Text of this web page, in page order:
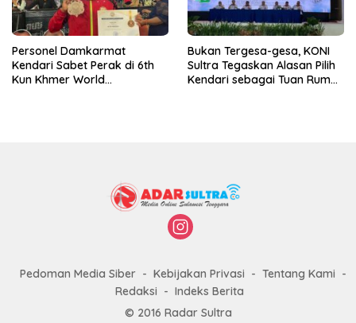
Personel Damkarmat
Kendari Sabet Perak di 6th
Kun Khmer World
Bukan Tergesa-gesa, KONI
Sultra Tegaskan Alasan Pilih
Kendari sebagai Tuan Rumah
Pedoman Media Siber Kebijakan Privasi
Tentang Kami
Redaksi
Indeks Berita
© 2016 Radar Sultra